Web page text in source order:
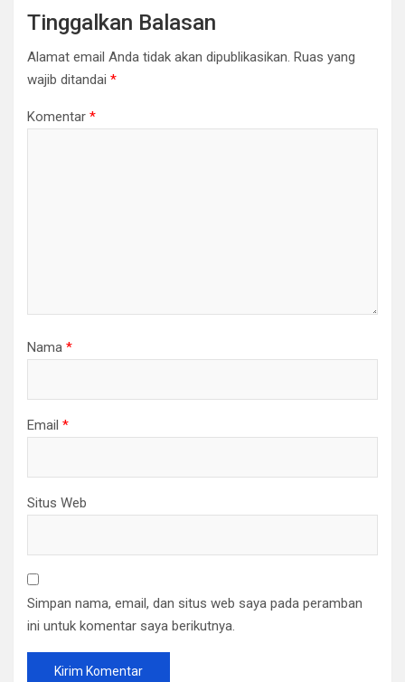
Tinggalkan Balasan
Alamat email Anda tidak akan dipublikasikan. Ruas yang
wajib ditandai *
Komentar *
Nama *
Email *
Situs Web
Simpan nama, email, dan situs web saya pada peramban
ini untuk komentar saya berikutnya.